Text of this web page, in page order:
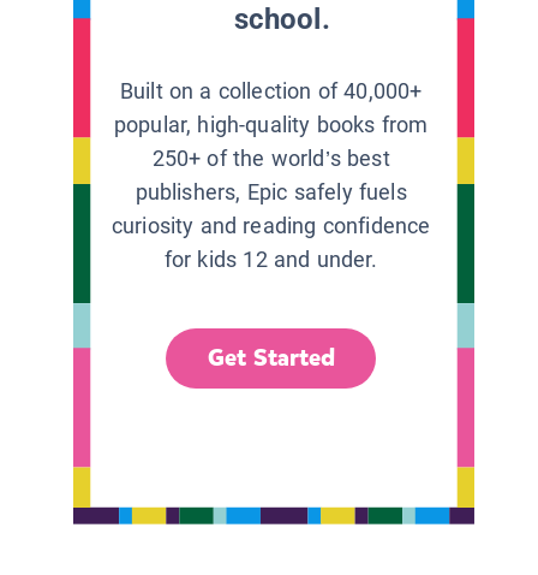
school.
Built on a collection of 40,000+
popular, high-quality books from
250+ of the world’s best
publishers, Epic safely fuels
curiosity and reading confidence
for kids 12 and under.
Get Started